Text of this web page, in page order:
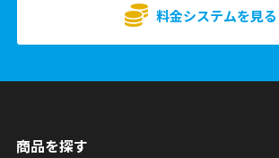
料金システムを見る
商品を探す